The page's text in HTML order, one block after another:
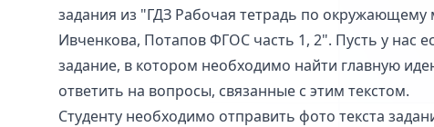
задания из "ГДЗ Рабочая тетрадь по окружающему
Ивченкова, Потапов ФГОС часть 1, 2". Пусть у нас
задание, в котором необходимо найти главную
ответить на вопросы, связанные с этим текстом.
Студенту необходимо отправить фото текста